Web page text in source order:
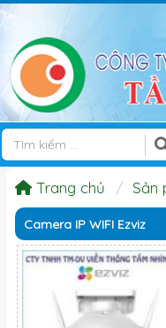
Trang chủ Sản
Camera IP WIFI Ezviz